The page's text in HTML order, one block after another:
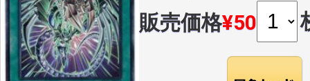
販売価格¥50